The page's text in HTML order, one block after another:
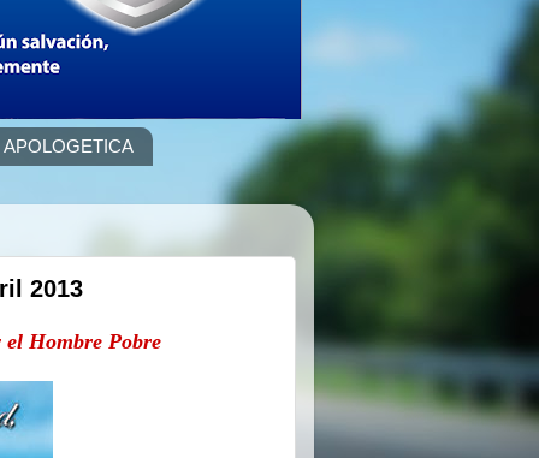
APOLOGETICA
2013
Hombre Pobre